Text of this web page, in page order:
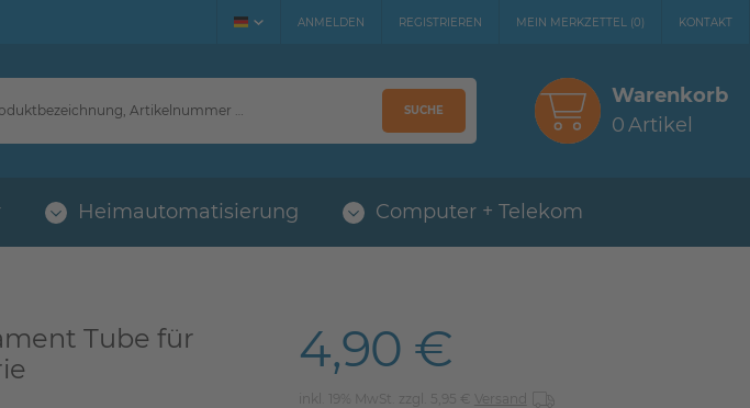
ANMELDEN REGISTRIEREN MEIN MERKZETTEL (0) KONTAKT
SUCHE
Warenkorb
0Artikel
Heimautomatisierung Computer + Telekom
Tube für
4,90 €
inkl. 19% MwSt. zzgl. 5,95 €
Versand